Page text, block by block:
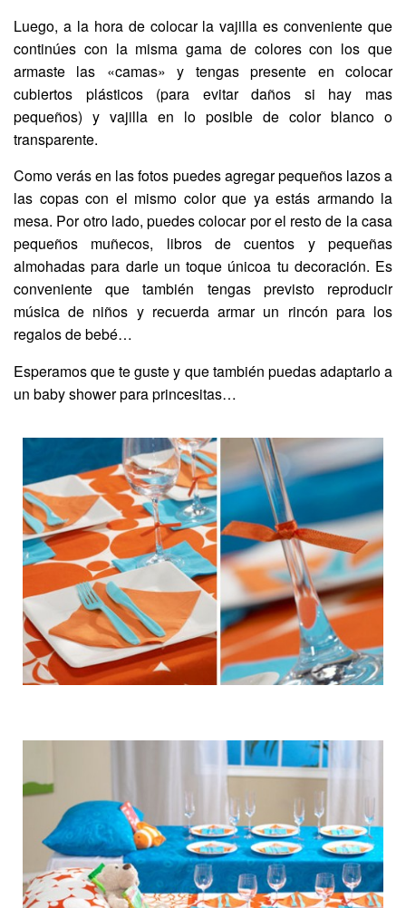
Luego, a la hora de colocar la vajilla es conveniente que
continúes con la misma gama de colores con los que
armaste las «camas» y tengas presente en colocar
cubiertos plásticos (para evitar daños si hay mas
pequeños) y vajilla en lo posible de color blanco o
transparente.
Como verás en las fotos puedes agregar pequeños lazos a
las copas con el mismo color que ya estás armando la
mesa. Por otro lado, puedes colocar por el resto de la casa
pequeños muñecos, libros de cuentos y pequeñas
almohadas para darle un toque únicoa tu decoración. Es
conveniente que también tengas previsto reproducir
música de niños y recuerda armar un rincón para los
regalos de bebé…
Esperamos que te guste y que también puedas adaptarlo a
un baby shower para princesitas…